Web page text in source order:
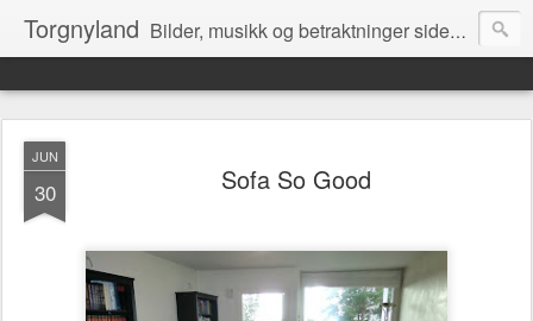
Torgnyland Bilder, musikk og betraktninger siden 2008
JUN
30 Sofa So Good